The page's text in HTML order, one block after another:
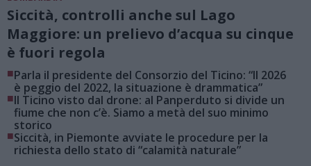
Siccità, controlli anche sul Lago
Maggiore: un prelievo d’acqua su cinque
è fuori regola
■Parla il presidente del Consorzio del Ticino: “Il 2026
è peggio del 2022, la situazione è drammatica”
■Il Ticino visto dal drone: al Panperduto si divide un
fiume che non c’è. Siamo a metà del suo minimo
storico
■Siccità, in Piemonte avviate le procedure per la
richiesta dello stato di “calamità naturale”